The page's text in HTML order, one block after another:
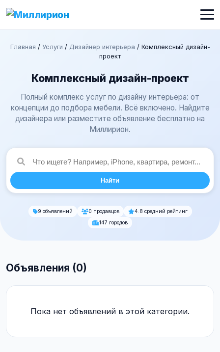
Главная / Услуги / Дизайнер интерьера / Комплексный дизайн-
проект
Комплексный дизайн-проект
Полный комплекс услуг по дизайну интерьера: от
концепции до подбора мебели. Всё включено. Найдите
дизайнера или разместите объявление бесплатно на
Миллирион.
Найти
9 объявлений 0 продавцов
4.8 средний рейтинг
147 городов
Объявления (0)
Пока нет объявлений в этой категории.